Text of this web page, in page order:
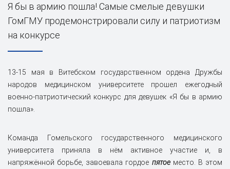
Я бы в армию пошла! Самые смелые девушки
ГомГМУ продемонстрировали силу и патриотизм
на конкурсе
13-15 мая в Витебском государственном ордена Дружбы
народов медицинском университете прошел ежегодный
военно-патриотический конкурс для девушек «Я бы в армию
пошла».
Команда Гомельского государственного медицинского
университета приняла в нём активное участие и, в
напряжённой борьбе, завоевала гордое пятоеместо. В этом